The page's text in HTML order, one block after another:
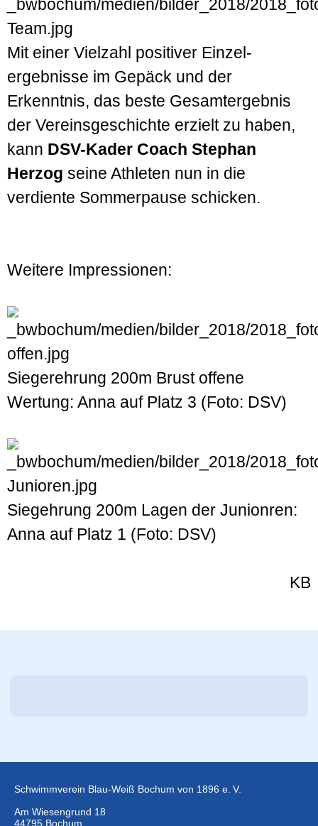
Mit einer Vielzahl positiver Einzel­
ergebnisse im Gepäck und der
Erkenntnis, das beste Gesamt­ergebnis
der Vereins­geschichte erzielt zu haben,
kann DSV-Kader Coach Stephan
Herzog seine Athleten nun in die
verdiente Sommer­pause schicken.
Weitere Impressionen:
Siegerehrung 200m Brust offene
Wertung: Anna auf Platz 3 (Foto: DSV)
Siegehrung 200m Lagen der Junionren:
Anna auf Platz 1 (Foto: DSV)
KB
Schwimmverein Blau-Weiß Bochum von 1896 e. V.
Am Wiesengrund 18
44795 Bochum